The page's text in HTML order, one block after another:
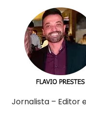
Jornalista – Editor